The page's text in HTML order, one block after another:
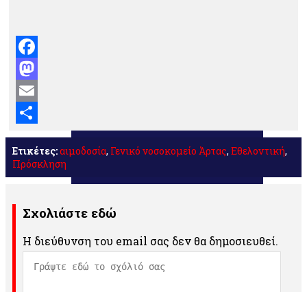
Facebook
Mastodon
Email
Μοιραστείτε
Ετικέτες:αιμοδοσία, Γενικό νοσοκομείο Άρτας, Εθελοντική,
Πρόσκληση
Σχολιάστε εδώ
Η διεύθυνση του email σας δεν θα δημοσιευθεί.